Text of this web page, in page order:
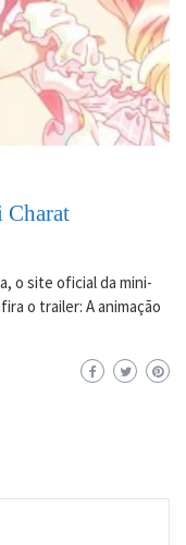
Charat
o site oficial da mini-
o trailer: A animação